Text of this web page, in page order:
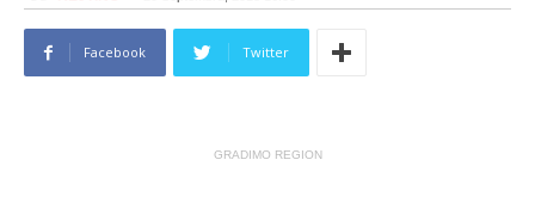
Facebook Twitter
GRADIMO REGION